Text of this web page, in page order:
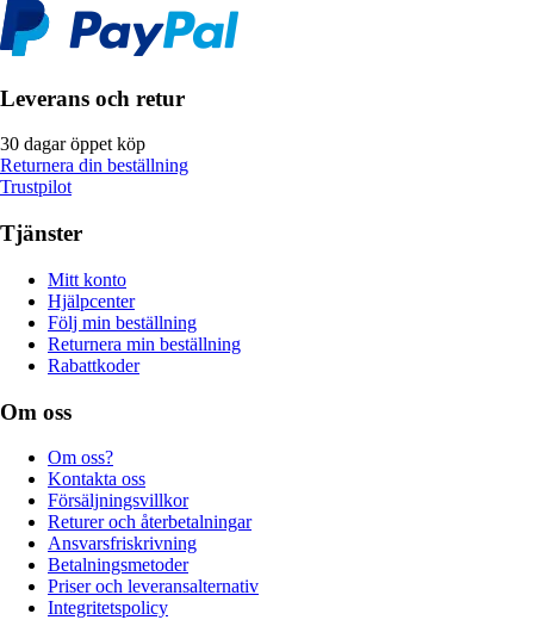
Leverans och retur
30 dagar öppet köp
Returnera din beställning
Trustpilot
Tjänster
Mitt konto
Hjälpcenter
Följ min beställning
Returnera min beställning
Rabattkoder
Om oss
Om oss?
Kontakta oss
Försäljningsvillkor
Returer och återbetalningar
Ansvarsfriskrivning
Betalningsmetoder
Priser och leveransalternativ
Integritetspolicy